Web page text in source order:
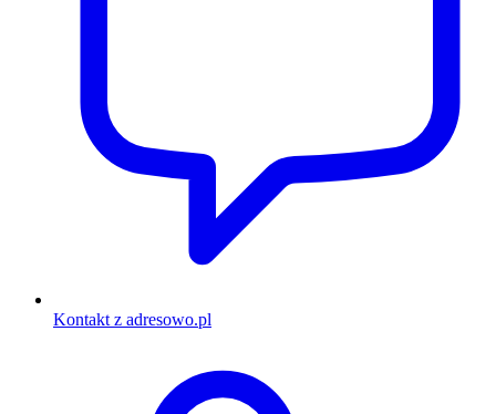
Kontakt z adresowo.pl